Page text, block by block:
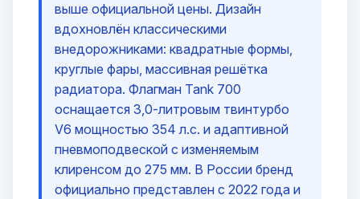
выше официальной цены. Дизайн
вдохновлён классическими
внедорожниками: квадратные формы,
круглые фары, массивная решётка
радиатора. Флагман Tank 700
оснащается 3,0-литровым твинтурбо
V6 мощностью 354 л.с. и адаптивной
пневмоподвеской с изменяемым
клиренсом до 275 мм. В России бренд
официально представлен с 2022 года и